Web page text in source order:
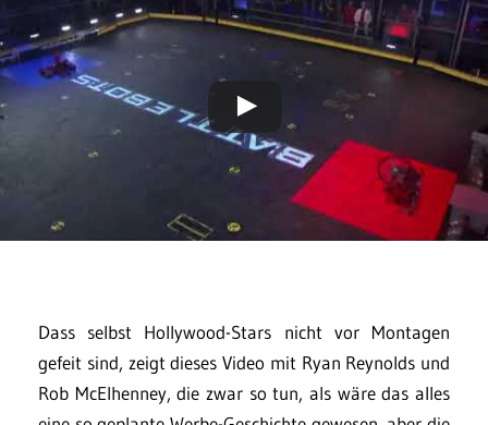
Dass selbst Hollywood-Stars nicht vor Montagen
gefeit sind, zeigt dieses Video mit Ryan Reynolds und
Rob McElhenney, die zwar so tun, als wäre das alles